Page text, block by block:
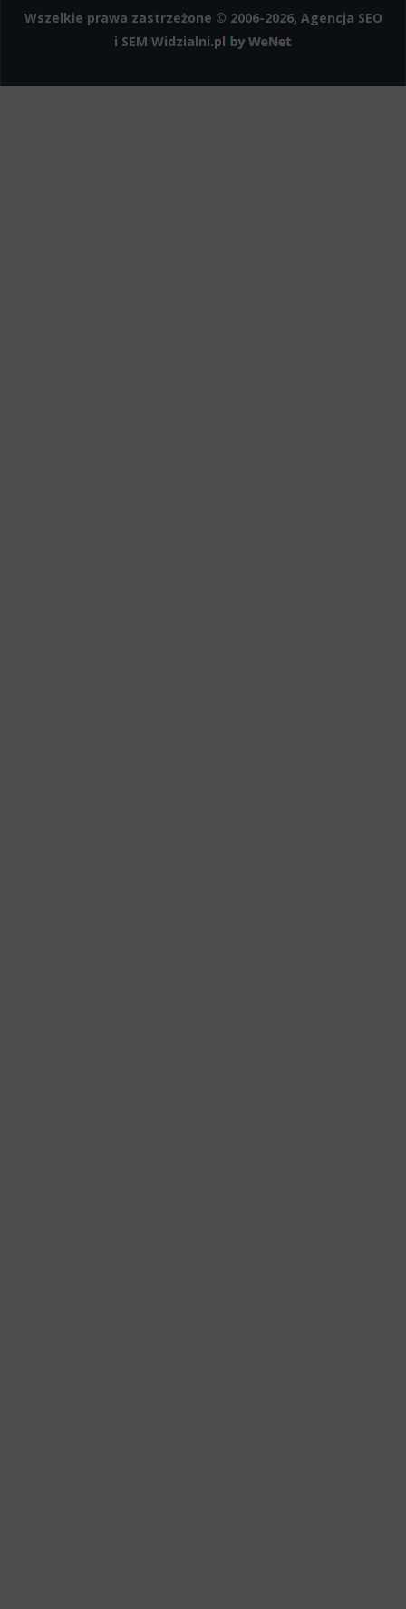
Wszelkie prawa zastrzeżone © 2006-2026, Agencja SEO
i SEM Widzialni.pl